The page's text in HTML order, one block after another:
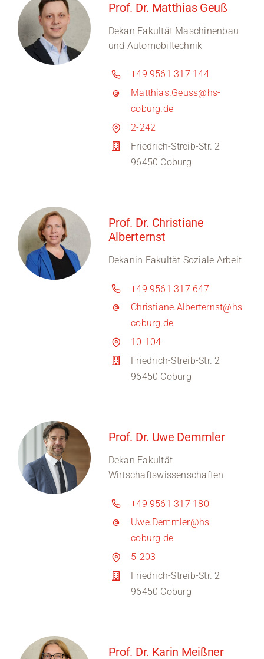
Prof. Dr. Matthias Geuß
Dekan Fakultät Maschinenbau
und Automobiltechnik
+49 9561 317 144
Matthias.Geuss@hs-
coburg.de
2-242
Friedrich-Streib-Str. 2
96450 Coburg
Prof. Dr. Christiane
Alberternst
Dekanin Fakultät Soziale Arbeit
+49 9561 317 647
Christiane.Alberternst@hs-
coburg.de
10-104
Friedrich-Streib-Str. 2
96450 Coburg
Prof. Dr. Uwe Demmler
Dekan Fakultät
Wirtschaftswissenschaften
+49 9561 317 180
Uwe.Demmler@hs-
coburg.de
5-203
Friedrich-Streib-Str. 2
96450 Coburg
Prof. Dr. Karin Meißner